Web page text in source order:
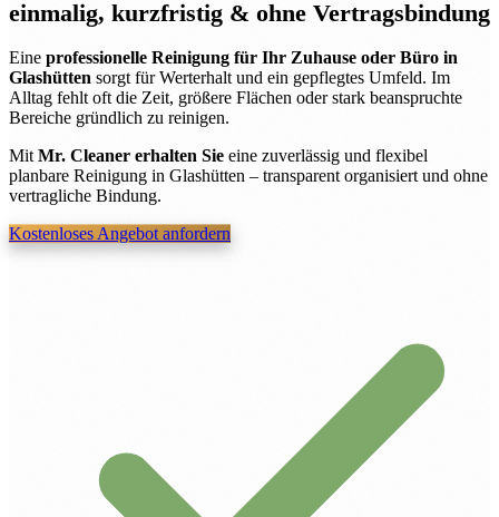
einmalig, kurzfristig & ohne Vertragsbindung
Eine professionelle Reinigung für Ihr Zuhause oder Büro in
Glashütten sorgt für Werterhalt und ein gepflegtes Umfeld. Im
Alltag fehlt oft die Zeit, größere Flächen oder stark beanspruchte
Bereiche gründlich zu reinigen.
Mit Mr. Cleaner erhalten Sie eine zuverlässig und flexibel
planbare Reinigung in Glashütten – transparent organisiert und ohne
vertragliche Bindung.
Kostenloses Angebot anfordern